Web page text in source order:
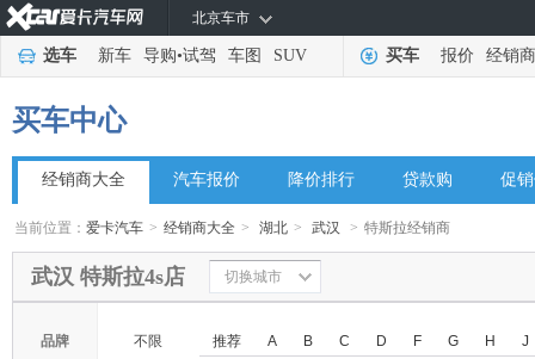
北京车市
选车 新车 导购•试驾 车图 SUV 买车 报价 经销商
买车中心
经销商大全 汽车报价 降价排行 贷款购 促
当前位置：爱卡汽车 > 经销商大全 > 湖北 > 武汉 > 特斯拉经销商
武汉 特斯拉4s店 切换城市
品牌 不限 推荐 A B C D F G H J